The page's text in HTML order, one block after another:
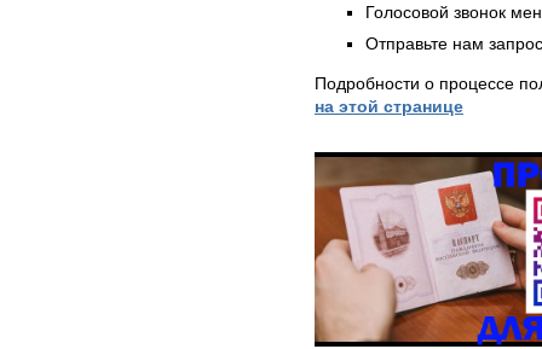
Голосовой звонок
Отправьте нам
Подробности о процессе
на этой странице